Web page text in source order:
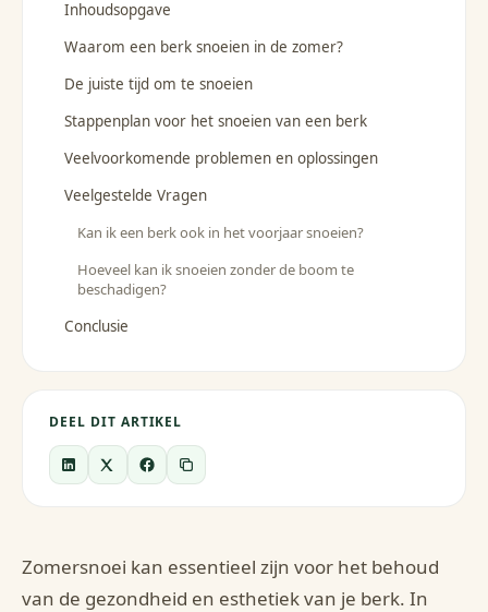
Inhoudsopgave
Waarom een berk snoeien in de zomer?
De juiste tijd om te snoeien
Stappenplan voor het snoeien van een berk
Veelvoorkomende problemen en oplossingen
Veelgestelde Vragen
Kan ik een berk ook in het voorjaar snoeien?
Hoeveel kan ik snoeien zonder de boom te
beschadigen?
Conclusie
DEEL DIT ARTIKEL
Zomersnoei kan essentieel zijn voor het behoud
van de gezondheid en esthetiek van je berk. In